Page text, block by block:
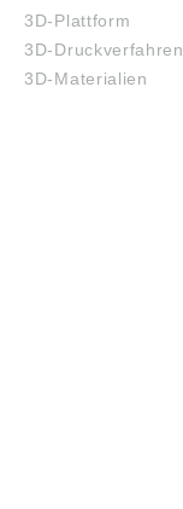
3D-Plattform
3D-Druckverfahren
3D-Materialien